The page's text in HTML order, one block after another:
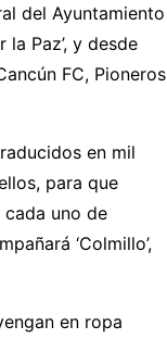
del Ayuntamiento
Paz’, y desde
FC, Pioneros
en mil
para que
uno de
‘Colmillo’,
en ropa